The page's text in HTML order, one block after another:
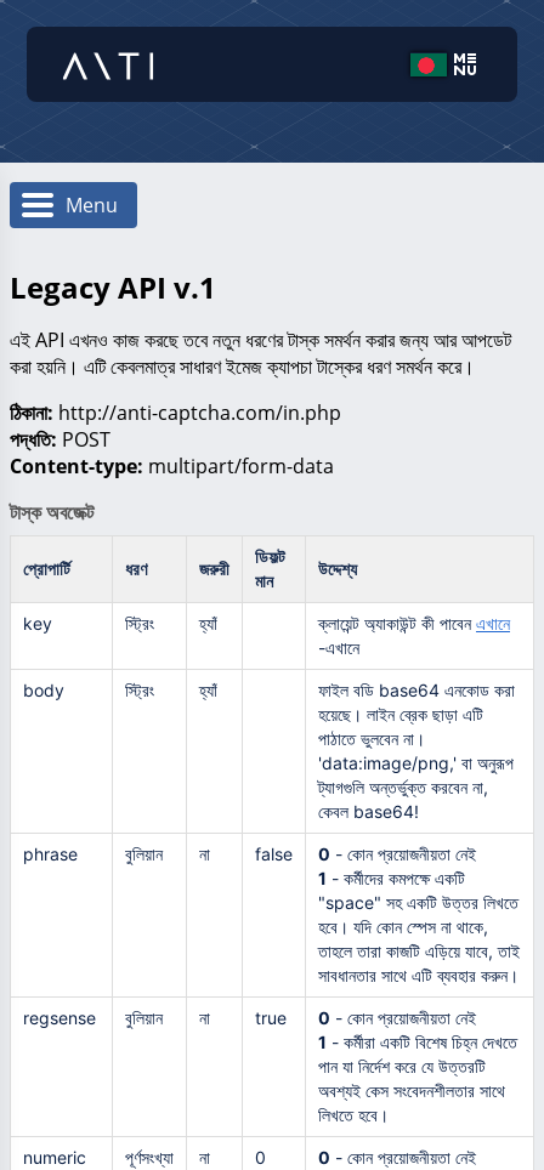
Menu
Legacy API v.1
এই API এখনও কাজ করছে তবে নতুন ধরণের টাস্ক সমর্থন করার জন্য আর আপডেট
করা হয়নি। এটি কেবলমাত্র সাধারণ ইমেজ ক্যাপচা টাস্কের ধরণ সমর্থন করে।
ঠিকানা: http://anti-captcha.com/in.php
পদ্ধতি: POST
Content-type: multipart/form-data
টাস্ক অবজেক্ট
প্রোপার্টি ধরণ জরুরী
ডিফল্ট
মান
উদ্দেশ্য
key স্ট্রিং হ্যাঁ ক্লায়েন্ট অ্যাকাউন্ট কী পাবেনএখানে
-এখানে
body স্ট্রিং হ্যাঁ
ফাইল বডি base64 এনকোড করা
হয়েছে। লাইন ব্রেক ছাড়া এটি
পাঠাতে ভুলবেন না।
'data:image/png,' বা অনুরূপ
ট্যাগগুলি অন্তর্ভুক্ত করবেন না,
কেবল base64!
phrase বুলিয়ান না false 0 - কোন প্রয়োজনীয়তা নেই
1 - কর্মীদের কমপক্ষে একটি
"space" সহ একটি উত্তর লিখতে
হবে। যদি কোন স্পেস না থাকে,
তাহলে তারা কাজটি এড়িয়ে যাবে, তাই
সাবধানতার সাথে এটি ব্যবহার করুন।
regsense বুলিয়ান না true 0 - কোন প্রয়োজনীয়তা নেই
1 - কর্মীরা একটি বিশেষ চিহ্ন দেখতে
পান যা নির্দেশ করে যে উত্তরটি
অবশ্যই কেস সংবেদনশীলতার সাথে
লিখতে হবে।
numeric পূর্ণসংখ্যা না 0 0 - কোন প্রয়োজনীয়তা নেই